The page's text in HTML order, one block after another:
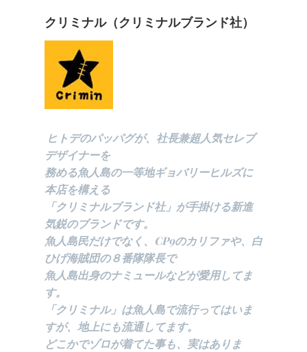
クリミナル（クリミナルブランド社）
ヒトデのパッパグが、社長兼超人気セレブ
デザイナーを
務める魚人島の一等地ギョバリーヒルズに
本店を構える
「クリミナルブランド社」が手掛ける新進
気鋭のブランドです。
魚人島民だけでなく、CP9のカリファや、白
ひげ海賊団の８番隊隊長で
魚人島出身のナミュールなどが愛用してま
す。
「クリミナル」は魚人島で流行ってはいま
すが、地上にも流通してます。
どこかでゾロが着てた事も、実はありま